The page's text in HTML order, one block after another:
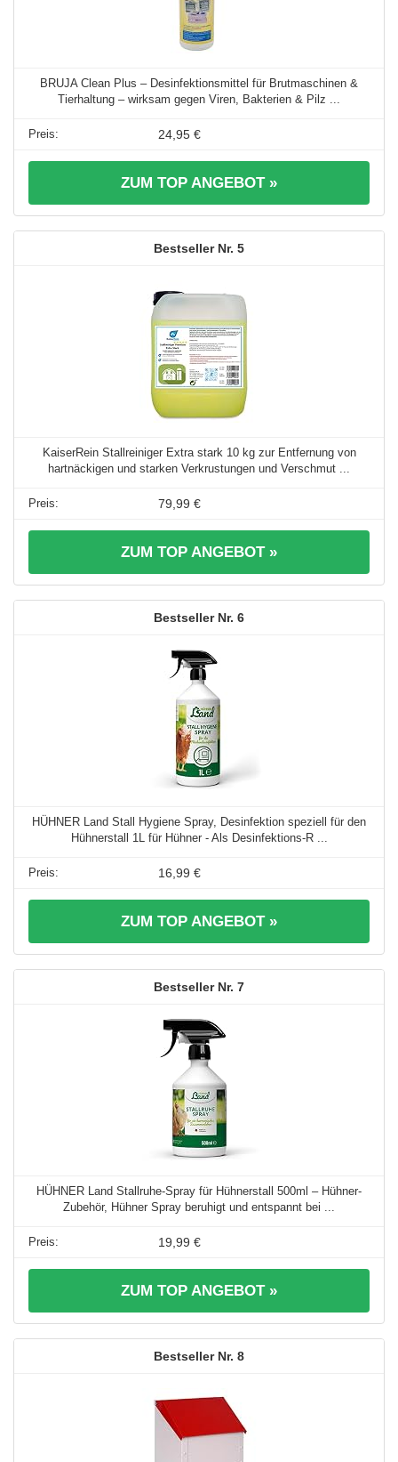
BRUJA Clean Plus – Desinfektionsmittel für Brutmaschinen &
Tierhaltung – wirksam gegen Viren, Bakterien & Pilz ...
24,95 €
ZUM TOP ANGEBOT »
5
KaiserRein Stallreiniger Extra stark 10 kg zur Entfernung von
hartnäckigen und starken Verkrustungen und Verschmut ...
79,99 €
ZUM TOP ANGEBOT »
6
HÜHNER Land Stall Hygiene Spray, Desinfektion speziell für den
Hühnerstall 1L für Hühner - Als Desinfektions-R ...
16,99 €
ZUM TOP ANGEBOT »
7
HÜHNER Land Stallruhe-Spray für Hühnerstall 500ml – Hühner-
Zubehör, Hühner Spray beruhigt und entspannt bei ...
19,99 €
ZUM TOP ANGEBOT »
8